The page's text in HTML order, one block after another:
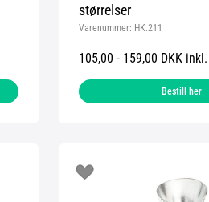
størrelser
Varenummer: HK.211
105,00 - 159,00 DKK
Bestill her